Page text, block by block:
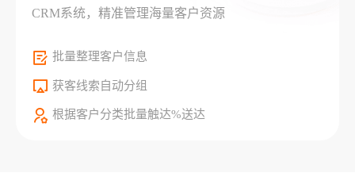
CRM系统，精准管理海量客户资源
批量整理客户信息
获客线索自动分组
根据客户分类批量触达%送达